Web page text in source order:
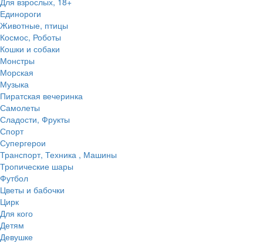
Единороги
Животные, птицы
Космос, Роботы
Кошки и собаки
Монстры
Морская
Музыка
Пиратская вечеринка
Самолеты
Сладости, Фрукты
Спорт
Супергерои
Транспорт, Техника , Машины
Тропические шары
Футбол
Цветы и бабочки
Цирк
Для кого
Детям
Девушке